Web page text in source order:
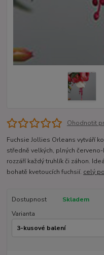
Ohodnotit
Fuchsie Jollies Orleans vytváří
středně velkých, plných
rozzáří každý truhlík či záhon.
bohatě kvetoucích fuchsií. celý
Dostupnost
Skladem
Varianta